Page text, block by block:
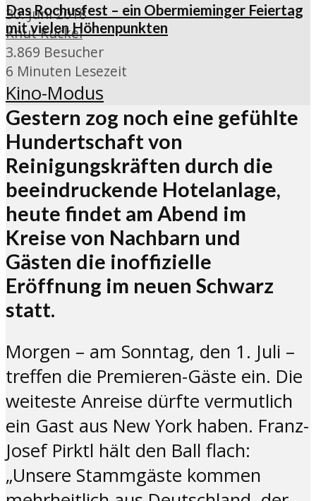
Das Rochusfest – ein Obermieminger Feiertag
mit vielen Höhenpunkten
30. Juni 2018
Knut Kuckel
3.869 Besucher
6 Minuten Lesezeit
Kino-Modus
Gestern zog noch eine gefühlte
Hundertschaft von
Reinigungskräften durch die
beeindruckende Hotelanlage,
heute findet am Abend im
Kreise von Nachbarn und
Gästen die inoffizielle
Eröffnung im neuen Schwarz
statt.
Morgen – am Sonntag, den 1. Juli –
treffen die Premieren-Gäste ein. Die
weiteste Anreise dürfte vermutlich
ein Gast aus New York haben. Franz-
Josef Pirktl hält den Ball flach:
„Unsere Stammgäste kommen